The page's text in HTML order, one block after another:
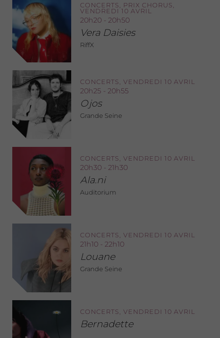
CONCERTS, PRIX CHORUS,
VENDREDI 10 AVRIL
20h20 - 20h50
Vera Daisies
RiffX
CONCERTS, VENDREDI 10 AVRIL
20h25 - 20h55
Ojos
Grande Seine
CONCERTS, VENDREDI 10 AVRIL
20h30 - 21h30
Ala.ni
Auditorium
CONCERTS, VENDREDI 10 AVRIL
21h10 - 22h10
Louane
Grande Seine
CONCERTS, VENDREDI 10 AVRIL
Bernadette